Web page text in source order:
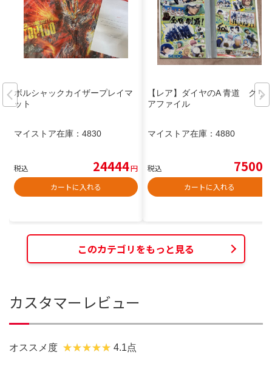
ボルシャックカイザープレイマ
ット
マイストア在庫： 4830
税込 24444円
カートに入れる
【レア】ダイヤのA 青道 クリ
アファイル
マイストア在庫： 4880
税込 7500
カートに入れる
このカテゴリをもっと見る
カスタマーレビュー
オススメ度 4.1点